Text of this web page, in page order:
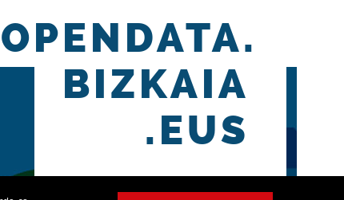
OPENDATA.
BIZKAIA
.EUS